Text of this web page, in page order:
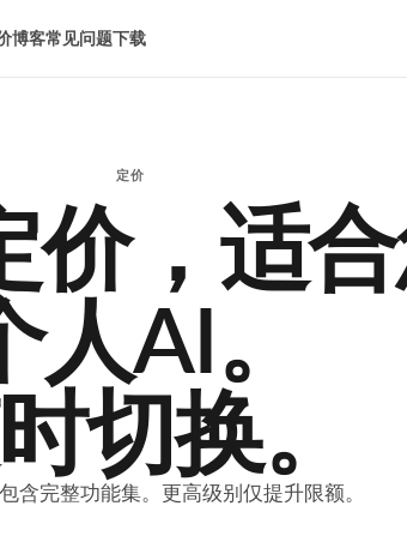
博客常见问题下载
定价
价，适
人AI。
切换。
含完整功能集。更高级别仅提升限额。